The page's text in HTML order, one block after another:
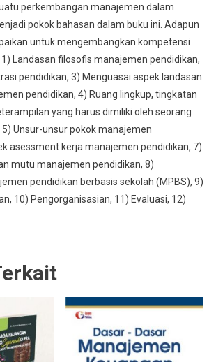
perkembangan manajemen dalam
pokok bahasan dalam buku ini. Adapun
untuk mengembangkan kompetensi
Landasan filosofis manajemen pendidikan,
pendidikan, 3) Menguasai aspek landasan
pendidikan, 4) Ruang lingkup, tingkatan
yang harus dimiliki oleh seorang
Unsur-unsur pokok manajemen
asessment kerja manajemen pendidikan, 7)
mutu manajemen pendidikan, 8)
pendidikan berbasis sekolah (MPBS), 9)
10) Pengorganisasian, 11) Evaluasi, 12)